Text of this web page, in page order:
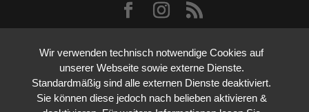
Wir verwenden technisch notwendige Cookies auf
unserer Webseite sowie externe Dienste.
Standardmäßig sind alle externen Dienste deaktiviert.
Sie können diese jedoch nach belieben aktivieren &